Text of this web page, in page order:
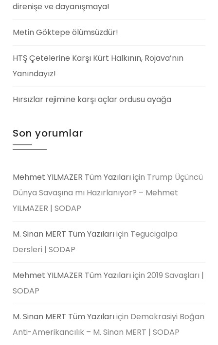
direnişe ve dayanışmaya!
Metin Göktepe ölümsüzdür!
HTŞ Çetelerine Karşı Kürt Halkının, Rojava’nın
Yanındayız!
Hırsızlar rejimine karşı açlar ordusu ayağa
Son yorumlar
Mehmet YILMAZER Tüm Yazılarıiçin Trump Üçüncü
Dünya Savaşına mı Hazırlanıyor? – Mehmet
YILMAZER | SODAP
M. Sinan MERT Tüm Yazılarıiçin Tegucigalpa
Dersleri | SODAP
Mehmet YILMAZER Tüm Yazılarıiçin2019 Savaşları |
SODAP
M. Sinan MERT Tüm Yazılarıiçin Demokrasiyi Boğan
Anti-Amerikancılık – M. Sinan MERT | SODAP